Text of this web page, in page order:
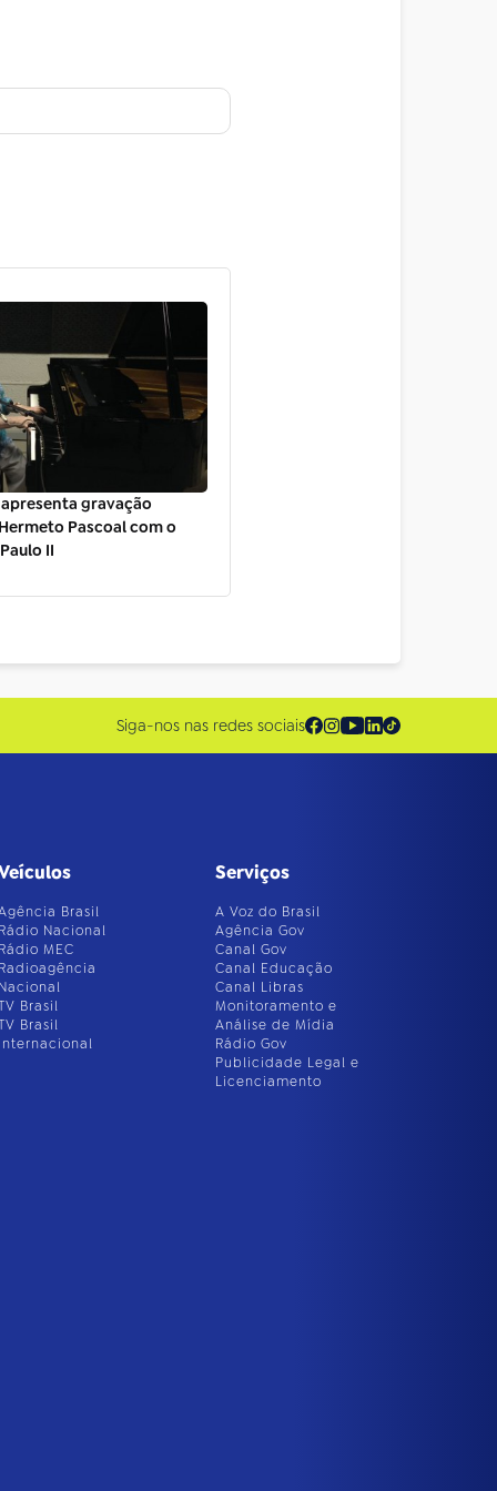
apresenta gravação
Pascoal com o
II
Siga-nos nas redes sociais
Brasil
Nacional
MEC
Brasil
Brasil
Serviços
A Voz do Brasil
Agência Gov
Canal Gov
Canal Educação
Canal Libras
Monitoramento e
Análise de Mídia
Rádio Gov
Publicidade Legal e
Licenciamento